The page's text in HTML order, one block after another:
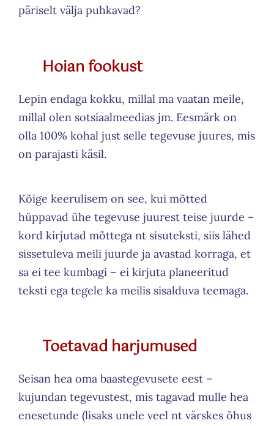
päriselt välja puhkavad?
Hoian fookust
Lepin endaga kokku, millal ma vaatan meile,
millal olen sotsiaalmeedias jm. Eesmärk on
olla 100% kohal just selle tegevuse juures, mis
on parajasti käsil.
Kõige keerulisem on see, kui mõtted
hüppavad ühe tegevuse juurest teise juurde –
kord kirjutad mõttega nt sisuteksti, siis lähed
sissetuleva meili juurde ja avastad korraga, et
sa ei tee kumbagi – ei kirjuta planeeritud
teksti ega tegele ka meilis sisalduva teemaga.
Toetavad harjumused
Seisan hea oma baastegevusete eest –
kujundan tegevustest, mis tagavad mulle hea
enesetunde (lisaks unele veel nt värskes õhus